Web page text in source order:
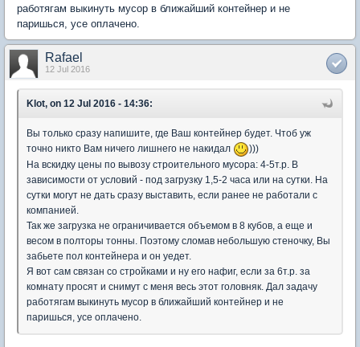
работягам выкинуть мусор в ближайший контейнер и не
паришься, усе оплачено.
Rafael
12 Jul 2016
Klot, on 12 Jul 2016 - 14:36:
Вы только сразу напишите, где Ваш контейнер будет. Чтоб уж
точно никто Вам ничего лишнего не накидал
)))
На вскидку цены по вывозу строительного мусора: 4-5т.р. В
зависимости от условий - под загрузку 1,5-2 часа или на сутки. На
сутки могут не дать сразу выставить, если ранее не работали с
компанией.
Так же загрузка не ограничивается объемом в 8 кубов, а еще и
весом в полторы тонны. Поэтому сломав небольшую стеночку, Вы
забьете пол контейнера и он уедет.
Я вот сам связан со стройками и ну его нафиг, если за 6т.р. за
комнату просят и снимут с меня весь этот головняк. Дал задачу
работягам выкинуть мусор в ближайший контейнер и не
паришься, усе оплачено.